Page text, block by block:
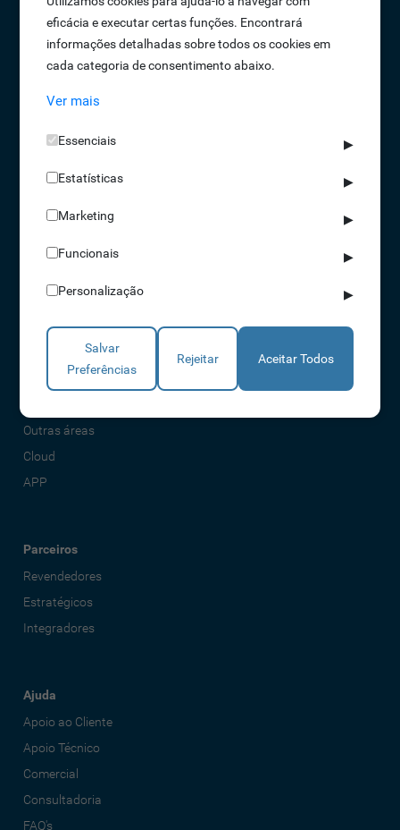
Sobre Nós
Oportunidades de Emprego
Termos e Condições
Política de Privacidade
Livro de reclamações
Soluções
Acessos
Torniquetes
Parques Auto
Rondas e Serviços
Outras áreas
Cloud
APP
Parceiros
Revendedores
Estratégicos
Integradores
Ajuda
Apoio ao Cliente
Apoio Técnico
Comercial
Consultadoria
FAQ's
eficácia e executar certas funções. Encontrará
informações detalhadas sobre todos os cookies em
cada categoria de consentimento abaixo.
Ver mais
Essenciais ▶
Estatísticas ▶
Marketing ▶
Funcionais ▶
Personalização ▶
Salvar
Preferências
Rejeitar Aceitar Todos